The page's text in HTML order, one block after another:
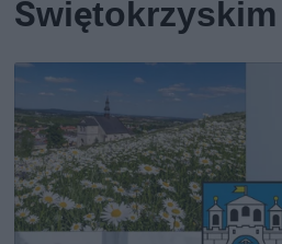
Świętokrzyskim